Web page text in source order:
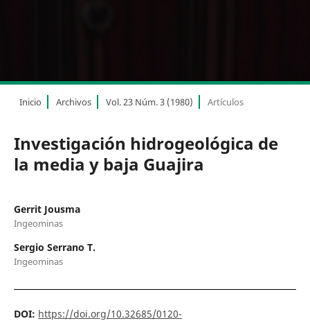
Inicio Archivos Vol. 23 Núm. 3 (1980) Artículos
Investigación hidrogeológica de
la media y baja Guajira
Gerrit Jousma
Ingeominas
Sergio Serrano T.
Ingeominas
DOI: https://doi.org/10.32685/0120-